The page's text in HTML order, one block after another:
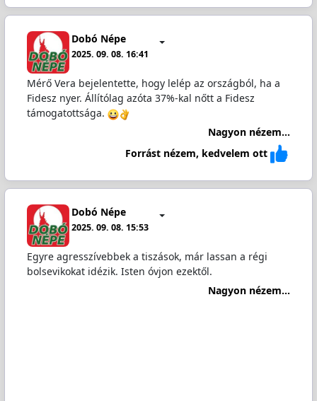
Dobó Népe
2025. 09. 08. 16:41
Mérő Vera bejelentette, hogy lelép az országból, ha a
Fidesz nyer. Állítólag azóta 37%-kal nőtt a Fidesz
támogatottsága.
Nagyon nézem...
Forrást nézem, kedvelem ott
Dobó Népe
2025. 09. 08. 15:53
Egyre agresszívebbek a tiszások, már lassan a régi
bolsevikokat idézik. Isten óvjon ezektől.
Nagyon nézem...